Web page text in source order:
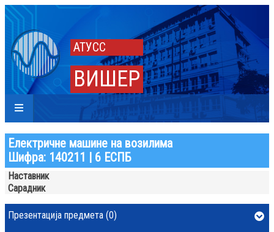
АТУСС
ВИШЕР
Електричне машине на возилима
Шифра: 140211 | 6 ЕСПБ
Наставник
Сарадник
Презентација предмета (0)